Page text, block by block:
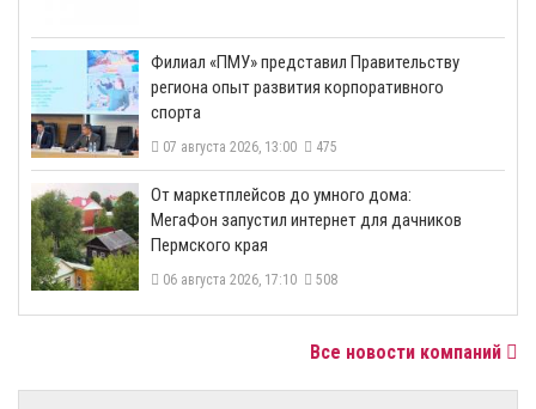
​Филиал «ПМУ» представил Правительству
региона опыт развития корпоративного
спорта
07 августа 2026, 13:00 475
От маркетплейсов до умного дома:
МегаФон запустил интернет для дачников
Пермского края
06 августа 2026, 17:10 508
Все новости компаний